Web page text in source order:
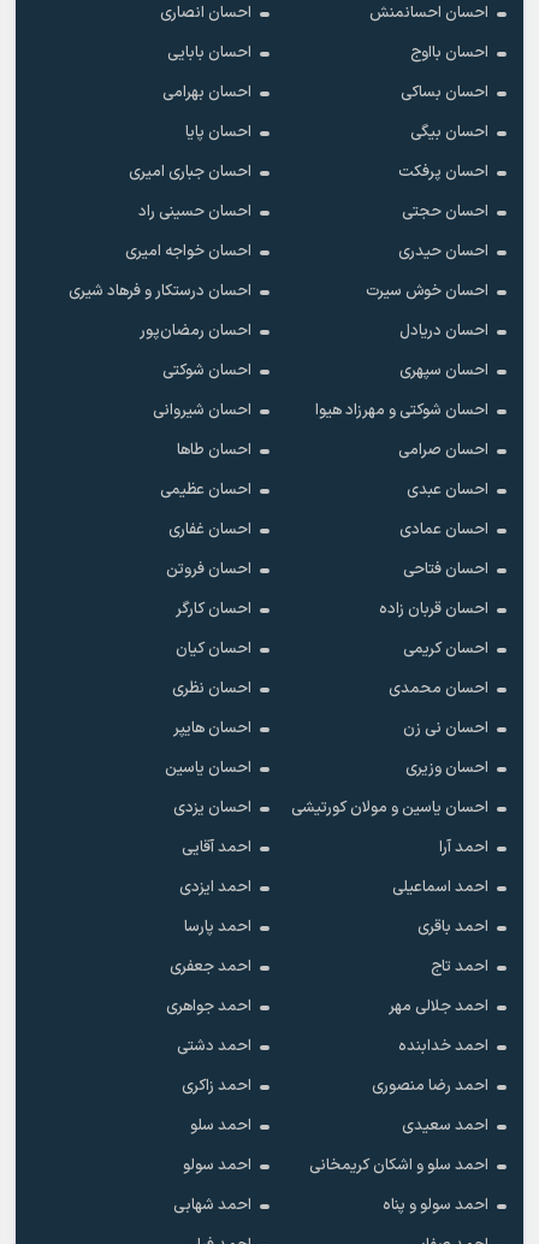
احسان احسانمنش
احسان انصاری
احسان بااوج
احسان بابایی
احسان بساکی
احسان بهرامی
احسان بیگی
احسان پایا
احسان پرفکت
احسان جباری امیری
احسان حجتی
احسان حسینی راد
احسان حیدری
احسان خواجه امیری
احسان خوش سیرت
احسان درستکار و فرهاد شیرى
احسان دریادل
احسان رمضان‌پور
احسان سپهری
احسان شوکتی
احسان شوکتی و مهرزاد هیوا
احسان شیروانی
احسان صرامی
احسان طاها
احسان عبدی
احسان عظیمی
احسان عمادی
احسان غفاری
احسان فتاحی
احسان فروتن
احسان قربان زاده
احسان کارگر
احسان کریمی
احسان کیان
احسان محمدی
احسان نظری
احسان نی زن
احسان هایپر
احسان وزیری
احسان یاسین
احسان یاسین و مولان کورتیشی
احسان یزدی
احمد آرا
احمد آقایی
احمد اسماعیلی
احمد ایزدی
احمد باقری
احمد پارسا
احمد تاج
احمد جعفری
احمد جلالی مهر
احمد جواهری
احمد خدابنده
احمد دشتی
احمد رضا منصوری
احمد زاکری
احمد سعیدی
احمد سلو
احمد سلو و اشکان کریمخانی
احمد سولو
احمد سولو و پناه
احمد شهابی